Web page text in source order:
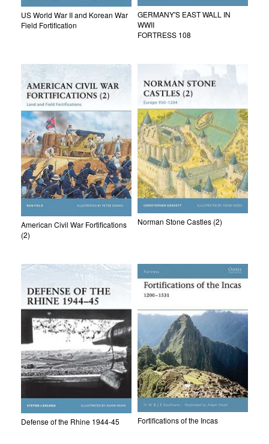
US World War II and Korean War
Field Fortification
GERMANY'S EAST WALL IN
WWII
FORTRESS 108
American Civil War Fortifications
(2)
Norman Stone Castles (2)
Defense of the Rhine 1944-45 Fortifications of the Incas